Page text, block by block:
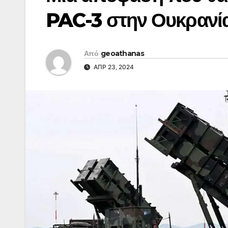
PAC-3 στην
Από geoathanas
ΑΠΡ 23, 2024